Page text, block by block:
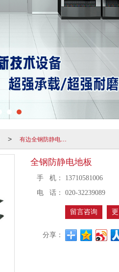
> 有边全钢防静电地板
全钢防静电地板
手 机：
13710581006
电 话：
020-32239089
留言咨询
分享：